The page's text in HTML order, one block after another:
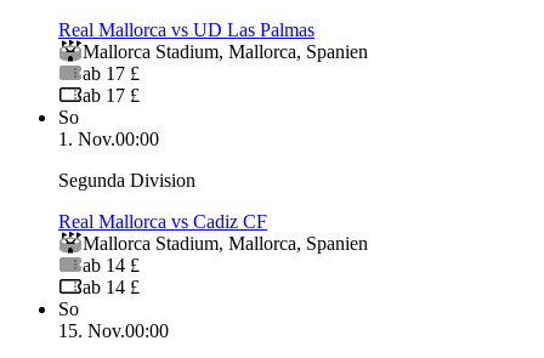
Real Mallorca vs UD Las Palmas
Mallorca Stadium, Mallorca, Spanien
ab 17 £
ab 17 £
So
1. Nov.00:00
Segunda Division
Real Mallorca vs Cadiz CF
Mallorca Stadium, Mallorca, Spanien
ab 14 £
ab 14 £
So
15. Nov.00:00